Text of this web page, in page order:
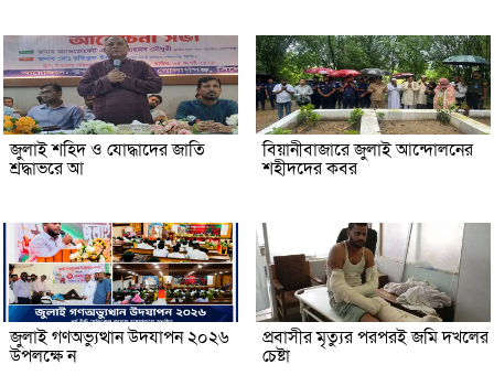
জুলাই শহিদ ও যোদ্ধাদের জাতি
শ্রদ্ধাভরে আ
বিয়ানীবাজারে জুলাই আন্দোলনের
শহীদদের কবর
জুলাই গণঅভ্যুত্থান উদযাপন ২০২৬
উপলক্ষে ন
প্রবাসীর মৃত্যুর পরপরই জমি দখলের
চেষ্টা